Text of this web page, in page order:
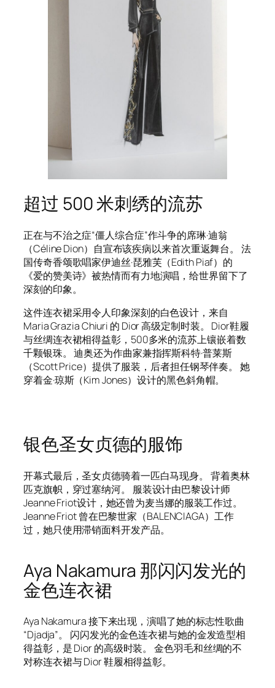
超过 500 米刺绣的流苏
正在与不治之症“僵人综合症”作斗争的席琳·迪翁
（Céline Dion）自宣布该疾病以来首次重返舞台。 法
国传奇香颂歌唱家伊迪丝·琵雅芙（Edith Piaf）的
《爱的赞美诗》被热情而有力地演唱，给世界留下了
深刻的印象。
这件连衣裙采用令人印象深刻的白色设计，来自
Maria Grazia Chiuri 的 Dior 高级定制时装。 Dior鞋履
与丝绸连衣裙相得益彰，500多米的流苏上镶嵌着数
千颗银珠。 迪奥还为作曲家兼指挥斯科特·普莱斯
（Scott Price）提供了服装，后者担任钢琴伴奏。 她
穿着金·琼斯（Kim Jones）设计的黑色斜角帽。
银色圣女贞德的服饰
开幕式最后，圣女贞德骑着一匹白马现身。 背着奥林
匹克旗帜，穿过塞纳河。 服装设计由巴黎设计师
Jeanne Friot设计，她还曾为麦当娜的服装工作过。
Jeanne Friot 曾在巴黎世家（BALENCIAGA）工作
过，她只使用滞销面料开发产品。
Aya Nakamura 那闪闪发光的
金色连衣裙
Aya Nakamura 接下来出现，演唱了她的标志性歌曲
“Djadja”。 闪闪发光的金色连衣裙与她的金发造型相
得益彰，是 Dior 的高级时装。 金色羽毛和丝绸的不
对称连衣裙与 Dior 鞋履相得益彰。